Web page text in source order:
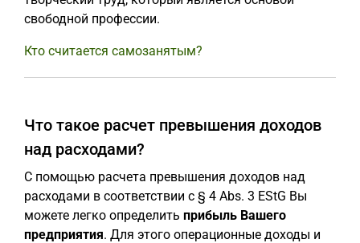
свободной профессии.
Кто считается самозанятым?
Что такое расчет превышения доходов
над расходами?
С помощью расчета превышения доходов над
расходами в соответствии с § 4 Abs. 3 EStG Вы
можете легко определить прибыль Вашего
предприятия. Для этого операционные доходы и